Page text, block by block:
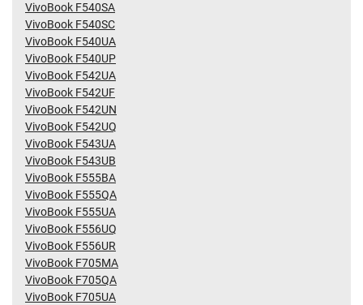
VivoBook F540SA
VivoBook F540SC
VivoBook F540UA
VivoBook F540UP
VivoBook F542UA
VivoBook F542UF
VivoBook F542UN
VivoBook F542UQ
VivoBook F543UA
VivoBook F543UB
VivoBook F555BA
VivoBook F555QA
VivoBook F555UA
VivoBook F556UQ
VivoBook F556UR
VivoBook F705MA
VivoBook F705QA
VivoBook F705UA